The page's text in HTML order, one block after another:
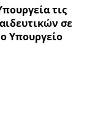
τις
σε
Υπουργείο